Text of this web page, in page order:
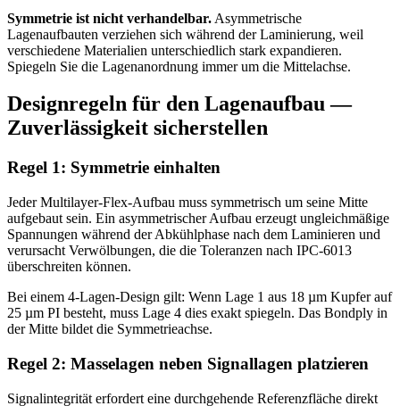
Symmetrie ist nicht verhandelbar. Asymmetrische
Lagenaufbauten verziehen sich während der Laminierung, weil
verschiedene Materialien unterschiedlich stark expandieren.
Spiegeln Sie die Lagenanordnung immer um die Mittelachse.
Designregeln für den Lagenaufbau —
Zuverlässigkeit sicherstellen
Regel 1: Symmetrie einhalten
Jeder Multilayer-Flex-Aufbau muss symmetrisch um seine Mitte
aufgebaut sein. Ein asymmetrischer Aufbau erzeugt ungleichmäßige
Spannungen während der Abkühlphase nach dem Laminieren und
verursacht Verwölbungen, die die Toleranzen nach IPC-6013
überschreiten können.
Bei einem 4-Lagen-Design gilt: Wenn Lage 1 aus 18 µm Kupfer auf
25 µm PI besteht, muss Lage 4 dies exakt spiegeln. Das Bondply in
der Mitte bildet die Symmetrieachse.
Regel 2: Masselagen neben Signallagen platzieren
Signalintegrität erfordert eine durchgehende Referenzfläche direkt